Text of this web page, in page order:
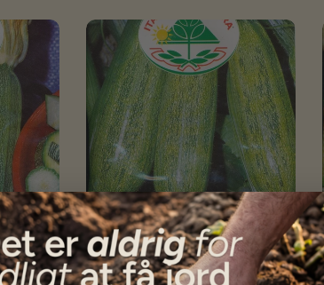
Squash - Greyzini Hybrid F1